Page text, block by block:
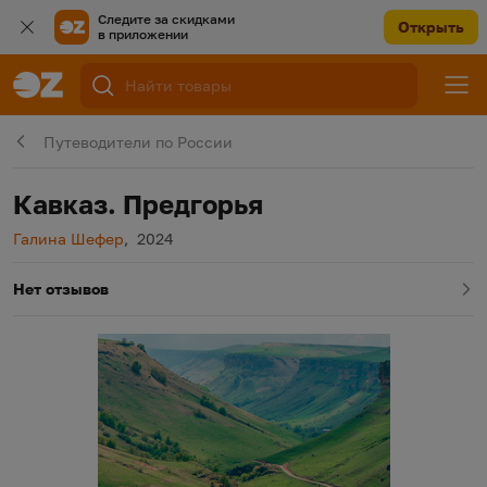
Следите за скидками
в приложении
Открыть
Путеводители по России
Кавказ. Предгорья
Автор
Галина Шефер, Год издания
2024
Нет отзывов